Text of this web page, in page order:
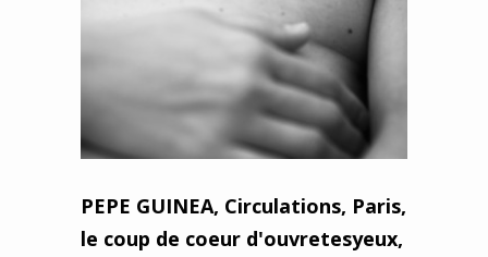
PEPE GUINEA, Circulations, Paris,
le coup de coeur d'ouvretesyeux,